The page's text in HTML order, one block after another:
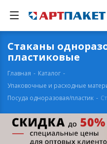
Стаканы
пластиковые
Главная - Каталог -
Упаковочные и расходные
Посуда одноразовая/пластик -